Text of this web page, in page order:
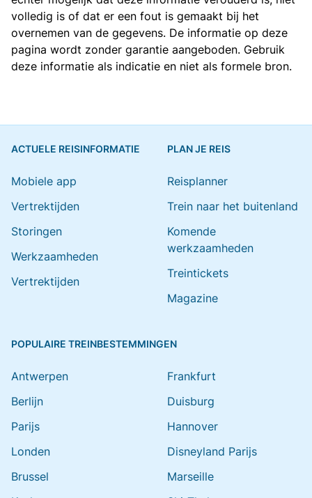
volledig is of dat er een fout is gemaakt bij het
overnemen van de gegevens. De informatie op deze
pagina wordt zonder garantie aangeboden. Gebruik
deze informatie als indicatie en niet als formele bron.
ACTUELE REISINFORMATIE
Mobiele app
Vertrektijden
Storingen
Werkzaamheden
Vertrektijden
PLAN JE REIS
Reisplanner
Trein naar het buitenland
Komende
werkzaamheden
Treintickets
Magazine
POPULAIRE TREINBESTEMMINGEN
Antwerpen
Berlijn
Parijs
Londen
Brussel
Frankfurt
Duisburg
Hannover
Disneyland Parijs
Marseille